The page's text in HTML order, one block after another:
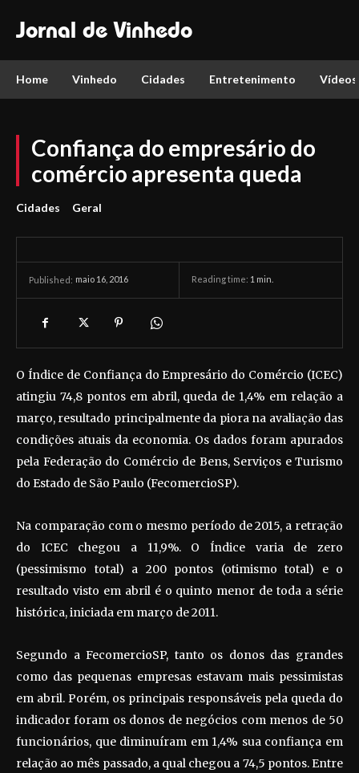
Jornal de Vinhedo
Home Vinhedo Cidades Entretenimento Vídeos
Confiança do empresário do
comércio apresenta queda
Cidades Geral
Published: maio 16, 2016 Reading time: 1 min.
O Índice de Confiança do Empresário do Comércio (ICEC)
atingiu 74,8 pontos em abril, queda de 1,4% em relação a
março, resultado principalmente da piora na avaliação das
condições atuais da economia. Os dados foram apurados
pela Federação do Comércio de Bens, Serviços e Turismo
do Estado de São Paulo (FecomercioSP).
Na comparação com o mesmo período de 2015, a retração
do ICEC chegou a 11,9%. O Índice varia de zero
(pessimismo total) a 200 pontos (otimismo total) e o
resultado visto em abril é o quinto menor de toda a série
histórica, iniciada em março de 2011.
Segundo a FecomercioSP, tanto os donos das grandes
como das pequenas empresas estavam mais pessimistas
em abril. Porém, os principais responsáveis pela queda do
indicador foram os donos de negócios com menos de 50
funcionários, que diminuíram em 1,4% sua confiança em
relação ao mês passado, a qual chegou a 74,5 pontos. Entre